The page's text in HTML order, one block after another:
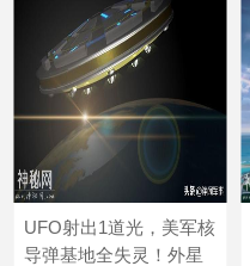
UFO射出1道光，美军核
导弹基地全失灵！外星